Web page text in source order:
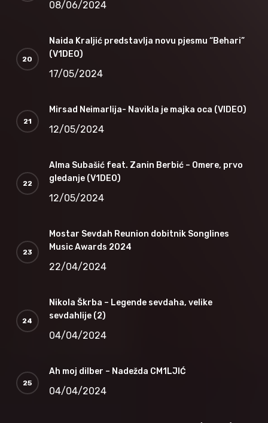
08/06/2024
Naida Kraljić predstavlja novu pjesmu “Behari”
(V1DEO)
17/05/2024
Mirsad Neimarlija- Navikla je majka oca (VIDEO)
12/05/2024
Alma Subašić feat. Zanin Berbić – Omere, prvo
gledanje (V1DEO)
12/05/2024
Mostar Sevdah Reunion dobitnik Songlines
Music Awards 2024
22/04/2024
Nikola Škrba – Legende sevdaha, velike
sevdahlije (2)
04/04/2024
Ah moj dilber – Nadežda CM1LJIĆ
04/04/2024